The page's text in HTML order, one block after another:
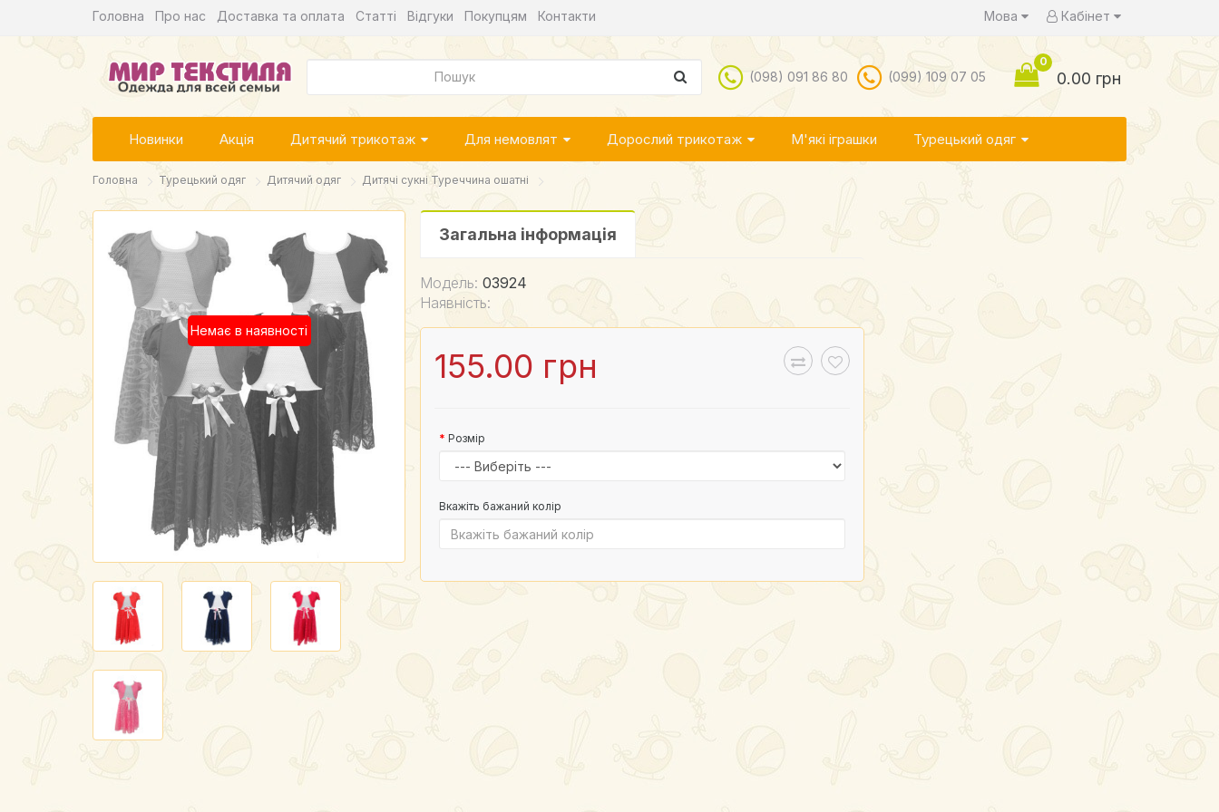
Головна Про нас Доставка та оплата Статті Відгуки Покупцям Контакти Мова Кабінет
(098) 091 86 80 (099) 109 07 05
0
0.00 грн
Новинки Акція Дитячий трикотаж Для немовлят Дорослий трикотаж М'які іграшки Турецький одяг
Головна Турецький одяг Дитячий одяг Дитячі сукні Туреччина ошатні
Немає в наявності
Загальна інформація
Модель: 03924
Наявність:
155.00 грн
Розмір
Вкажіть бажаний колір